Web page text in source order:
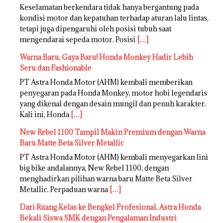
Keselamatan berkendara tidak hanya bergantung pada
kondisi motor dan kepatuhan terhadap aturan lalu lintas,
tetapi juga dipengaruhi oleh posisi tubuh saat
mengendarai sepeda motor. Posisi […]
Warna Baru, Gaya Baru! Honda Monkey Hadir Lebih
Seru dan Fashionable
PT Astra Honda Motor (AHM) kembali memberikan
penyegaran pada Honda Monkey, motor hobi legendaris
yang dikenal dengan desain mungil dan penuh karakter.
Kali ini, Honda […]
New Rebel 1100 Tampil Makin Premium dengan Warna
Baru Matte Beta Silver Metallic
PT Astra Honda Motor (AHM) kembali menyegarkan lini
big bike andalannya, New Rebel 1100, dengan
menghadirkan pilihan warna baru Matte Beta Silver
Metallic. Perpaduan warna […]
Dari Ruang Kelas ke Bengkel Profesional, Astra Honda
Bekali Siswa SMK dengan Pengalaman Industri